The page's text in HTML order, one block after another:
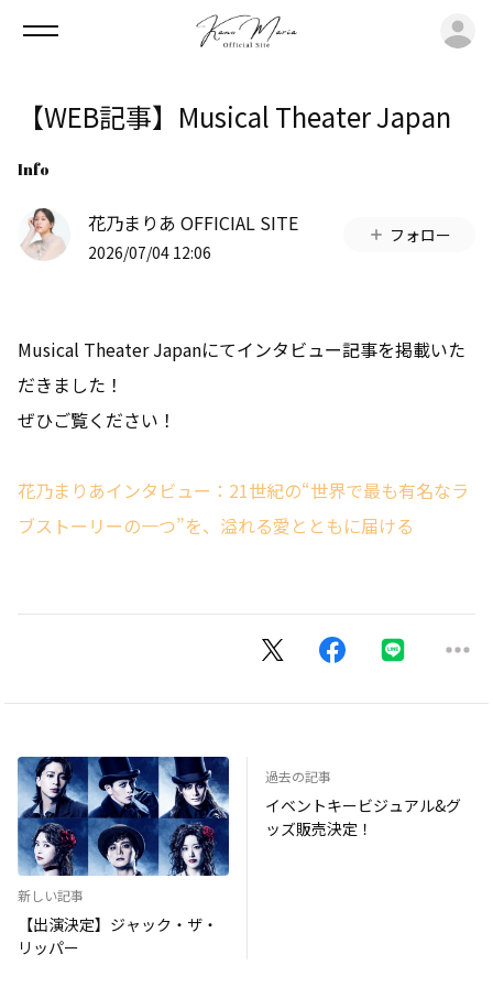
【WEB記事】Musical Theater Japan
Info
花乃まりあ OFFICIAL SITE
2026/07/04 12:06
フォロー
Musical Theater Japanにてインタビュー記事を掲載いた
だきました！
ぜひご覧ください！
花乃まりあインタビュー：21世紀の“世界で最も有名なラ
ブストーリーの一つ”を、溢れる愛とともに届ける
新しい記事
【出演決定】ジャック・ザ・
リッパー
過去の記事
イベントキービジュアル&グ
ッズ販売決定！